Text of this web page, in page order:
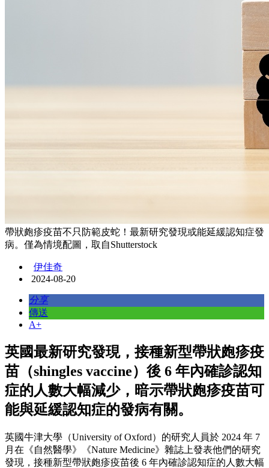
帶狀皰疹疫苗不只防範皮蛇！最新研究發現或能延緩認知症發
病。僅為情境配圖，取自Shutterstock
伊佳奇
2024-08-20
分享
傳送
A+
英國最新研究發現，接種新型帶狀皰疹疫
苗（shingles vaccine）後 6 年內確診認知
症的人數大幅減少，暗示帶狀皰疹疫苗可
能與延緩認知症的發病有關。
英國牛津大學（University of Oxford）的研究人員於 2024 年 7
月在《自然醫學》《Nature Medicine》雜誌上發表他們的研究
發現，接種新型帶狀皰疹疫苗後 6 年內確診認知症的人數大幅